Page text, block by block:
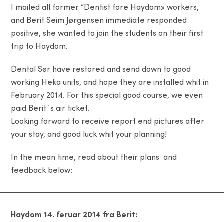
I mailed all former “Dentist fore Haydom» workers,
and Berit Seim Jørgensen immediate responded
positive, she wanted to join the students on their first
trip to Haydom.
Dental Sør have restored and send down to good
working Heka units, and hope they are installed whit in
February 2014. For this special good course, we even
paid Berit´s air ticket.
Looking forward to receive report end pictures after
your stay, and good luck whit your planning!
In the mean time, read about their plans and
feedback below:
Haydom 14. feruar 2014 fra Berit: